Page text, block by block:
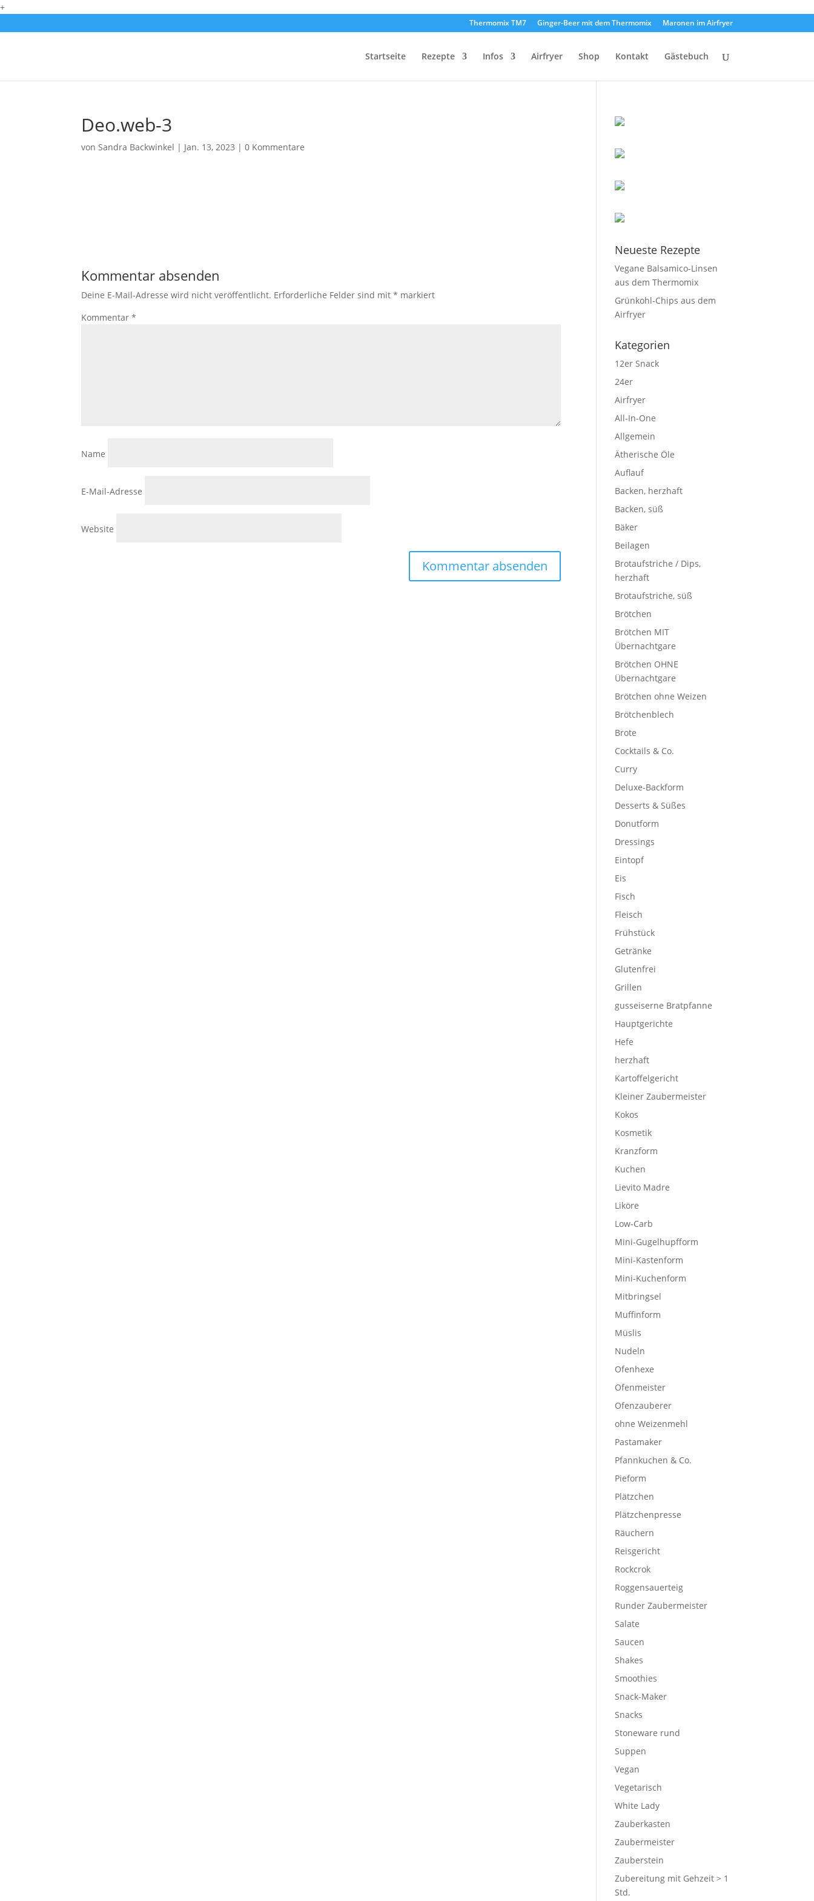
+
Thermomix TM7 Ginger-Beer mit dem Thermomix Maronen im Airfryer
Startseite Rezepte Infos Airfryer Shop Kontakt Gästebuch
Deo.web-3
vonSandra Backwinkel | Jan. 13, 2023 |0 Kommentare
Kommentar absenden
Deine E-Mail-Adresse wird nicht veröffentlicht. Erforderliche Felder sind mit* markiert
Kommentar*
Name
E-Mail-Adresse
Website
Neueste Rezepte
Vegane Balsamico-Linsen
aus dem Thermomix
Grünkohl-Chips aus dem
Airfryer
Kategorien
12er Snack
24er
Airfryer
All-In-One
Allgemein
Ätherische Öle
Auflauf
Backen, herzhaft
Backen, süß
Bäker
Beilagen
Brotaufstriche / Dips,
herzhaft
Brotaufstriche, süß
Brötchen
Brötchen MIT
Übernachtgare
Brötchen OHNE
Übernachtgare
Brötchen ohne Weizen
Brötchenblech
Brote
Cocktails & Co.
Curry
Deluxe-Backform
Desserts & Süßes
Donutform
Dressings
Eintopf
Eis
Fisch
Fleisch
Frühstück
Getränke
Glutenfrei
Grillen
gusseiserne Bratpfanne
Hauptgerichte
Hefe
herzhaft
Kartoffelgericht
Kleiner Zaubermeister
Kokos
Kosmetik
Kranzform
Kuchen
Lievito Madre
Liköre
Low-Carb
Mini-Gugelhupfform
Mini-Kastenform
Mini-Kuchenform
Mitbringsel
Muffinform
Müslis
Nudeln
Ofenhexe
Ofenmeister
Ofenzauberer
ohne Weizenmehl
Pastamaker
Pfannkuchen & Co.
Pieform
Plätzchen
Plätzchenpresse
Räuchern
Reisgericht
Rockcrok
Roggensauerteig
Runder Zaubermeister
Salate
Saucen
Shakes
Smoothies
Snack-Maker
Snacks
Stoneware rund
Suppen
Vegan
Vegetarisch
White Lady
Zauberkasten
Zaubermeister
Zauberstein
Zubereitung mit Gehzeit > 1
Std.